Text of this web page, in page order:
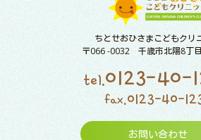
ちとせおひさまこどもクリ
〒066 -0032 千歳市北陽8丁
tel.0123-40-
fax.0123-40-
お問い合わせ